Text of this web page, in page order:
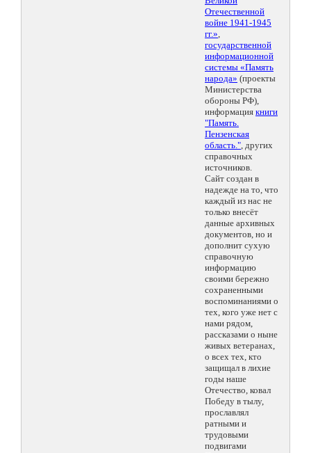
Отечественной
войне 1941-1945
гг.»,
государственной
информационной
системы «Память
народа» (проекты
Министерства
обороны РФ),
информация книги
"Память.
Пензенская
область.", других
справочных
источников.
Сайт создан в
надежде на то, что
каждый из нас не
только внесёт
данные архивных
документов, но и
дополнит сухую
справочную
информацию
своими бережно
сохраненными
воспоминаниями о
тех, кого уже нет с
нами рядом,
рассказами о ныне
живых ветеранах,
о всех тех, кто
защищал в лихие
годы наше
Отечество, ковал
Победу в тылу,
прославлял
ратными и
трудовыми
подвигами